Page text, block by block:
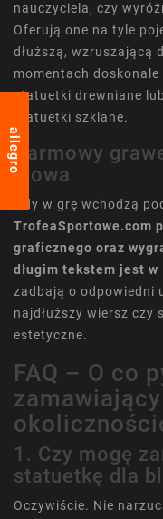
nauczyciela, czy
Oferują one na tyle
dłuższą, wzruszającą
momentach
statuetki drewniane
statuetki szklane.
Darmowy
słowa
Gdy w grę wchodzą
TrofeaSportowe.com
graficznego oraz
długim tekstem jest w
zadbają o odpowiedni
najdłuższy wiersz czy
estetyczne.
FAQ – O co
1. Czy mogę
statuetkę dla
Oczywiście. Nie
allegro